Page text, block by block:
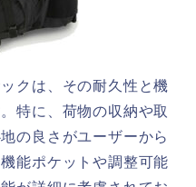
クは、その耐久性と機
特に、荷物の収納や取
の良さがユーザーから
能ポケットや調整可能